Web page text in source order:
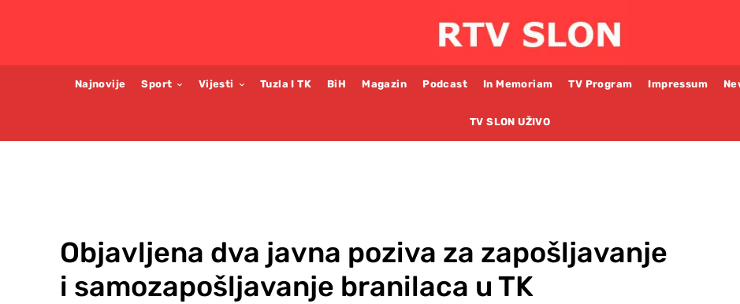
Najnovije Sport Vijesti Tuzla I TK BiH Magazin Podcast In Memoriam TV Program Impressum
TV SLON UŽIVO
Objavljena dva javna poziva za zapošljavanje
i samozapošljavanje branilaca u TK